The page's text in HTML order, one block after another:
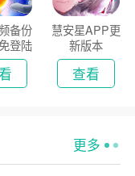
备份
登陆
慧安星APP更
新版本
查看
更多